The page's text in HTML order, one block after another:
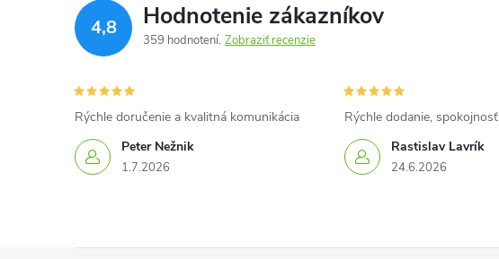
4,8 Hodnotenie zákazníkov
359 hodnotení Zobraziť recenzie
Peter Nežnik
1.7.2026
Rýchle doručenie a kvalitná komunikácia
Rastislav Lavrík
24.6.2026
Rýchle dodanie, spokojnosť